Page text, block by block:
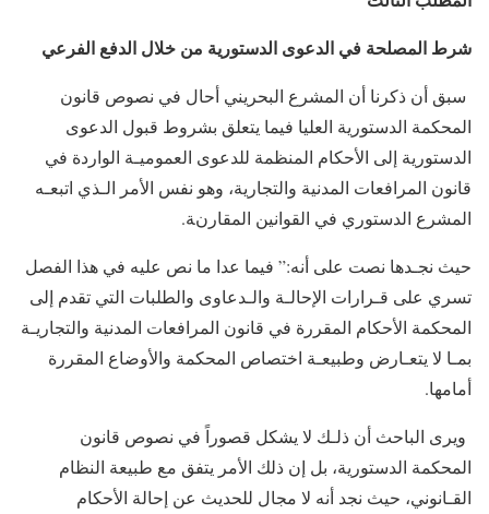
شرط المصلحة في الدعوى الدستورية من خلال الدفع الفرعي
سبق أن ذكرنا أن المشرع البحريني أحال في نصوص قانون
المحكمة الدستورية العليا فيما يتعلق بشروط قبول الدعوى
الدستورية إلى الأحكام المنظمة للدعوى العموميـة الواردة في
قانون المرافعات المدنية والتجارية، وهو نفس الأمر الـذي اتبعـه
المشرع الدستوري في القوانين المقارنة.
حيث نجـدها نصت على أنه:” فيما عدا ما نص عليه في هذا الفصل
تسري على قـرارات الإحالـة والـدعاوى والطلبات التي تقدم إلى
المحكمة الأحكام المقررة في قانون المرافعات المدنية والتجاريـة
بمـا لا يتعـارض وطبيعـة اختصاص المحكمة والأوضاع المقررة
أمامها.
ويرى الباحث أن ذلـك لا يشكل قصوراً في نصوص قانون
المحكمة الدستورية، بل إن ذلك الأمر يتفق مع طبيعة النظام
القـانوني، حيث نجد أنه لا مجال للحديث عن إحالة الأحكام